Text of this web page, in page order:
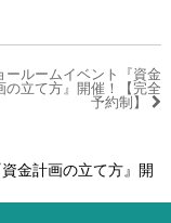
ールームイベント『資金
の立て方』開催！【完全
予約制】
金計画の立て方』開